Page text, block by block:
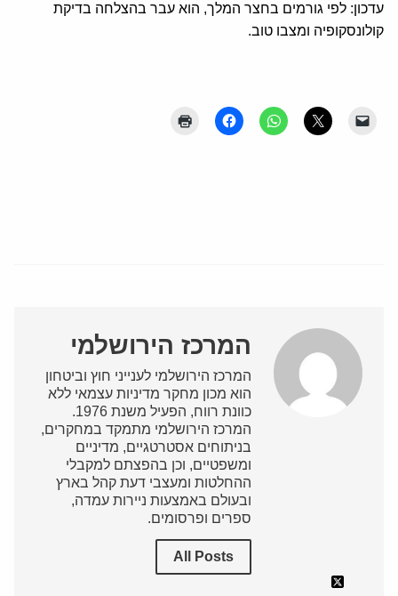
עדכון: לפי גורמים בחצר המלך, הוא עבר בהצלחה בדיקת
קולונסקופיה ומצבו טוב.
המרכז הירושלמי
המרכז הירושלמי לענייני חוץ וביטחון
הוא מכון מחקר מדיניות עצמאי ללא
כוונת רווח, הפעיל משנת 1976.
המרכז הירושלמי מתמקד במחקרים,
בניתוחים אסטרטגיים, מדיניים
ומשפטיים, וכן בהפצתם למקבלי
ההחלטות ומעצבי דעת קהל בארץ
ובעולם באמצעות ניירות עמדה,
ספרים ופרסומים.
All Posts